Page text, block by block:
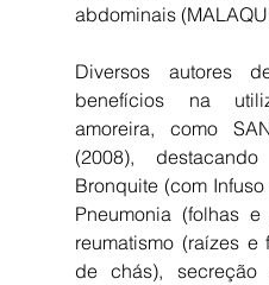
abdominais
Diversos autores
benefícios na
amoreira, como
(2008),
Bronquite (com
Pneumonia (folhas
reumatismo (raízes e
de chás), secreção